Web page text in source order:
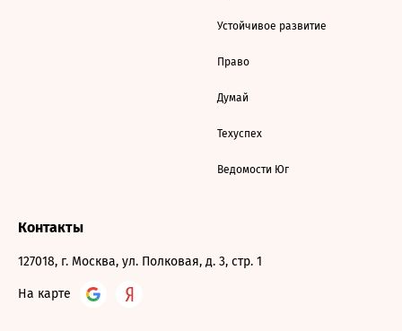
Устойчивое развитие
Право
Думай
Техуспех
Ведомости Юг
Контакты
127018, г. Москва, ул. Полковая, д. 3, стр. 1
На карте